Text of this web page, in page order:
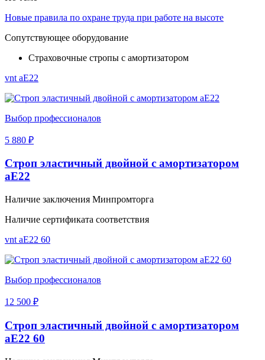
Новые правила по охране труда при работе на высоте
Сопутствующее оборудование
Страховочные стропы с амортизатором
vnt aE22
Выбор профессионалов
5 880 ₽
Строп эластичный двойной с амортизатором
аЕ22
Наличие заключения Минпромторга
Наличие сертификата соответствия
vnt аЕ22 60
Выбор профессионалов
12 500 ₽
Строп эластичный двойной с амортизатором
аЕ22 60